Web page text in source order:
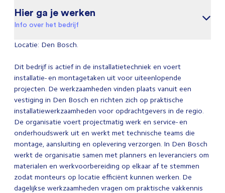
Hier ga je werken
Info over het bedrijf
Locatie: Den Bosch.
Dit bedrijf is actief in de installatietechniek en voert
installatie- en montagetaken uit voor uiteenlopende
projecten. De werkzaamheden vinden plaats vanuit een
vestiging in Den Bosch en richten zich op praktische
installatiewerkzaamheden voor opdrachtgevers in de regio.
De organisatie voert projectmatig werk en service- en
onderhoudswerk uit en werkt met technische teams die
montage, aansluiting en oplevering verzorgen. In Den Bosch
werkt de organisatie samen met planners en leveranciers om
materialen en werkvoorbereiding op elkaar af te stemmen
zodat monteurs op locatie efficiënt kunnen werken. De
dagelijkse werkzaamheden vragen om praktische vakkennis